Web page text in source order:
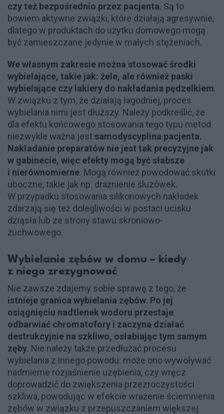
czy też bezpośrednio przez pacjenta. Są to
bowiem aktywne związki, które działają agresywnie,
dlatego w produktach do użytku domowego mogą
być zamieszczane jedynie w małych stężeniach.
We własnym zakresie można stosować środki
wybielające, takie jak: żele, ale również paski
wybielające czy lakiery do nakładania pędzelkiem.
W związku z tym, że działają łagodniej, proces
wybielania nimi jest dłuższy. Należy podkreślić, że
dla efektu końcowego stosowania tego typu metod
niezwykle ważna jest samodyscyplina pacjenta.
Nakładanie preparatów nie jest tak precyzyjne jak
w gabinecie, więc efekty mogą być słabsze
i nierównomierne. Mogą również powodować skutki
uboczne, takie jak np. drażnienie śluzówek.
W przypadku stosowania silikonowych nakładek
zdarzają się też dolegliwości w postaci ucisku
dziąsła lub ze strony stawu skroniowo-
żuchwowego.
Wybielanie zębów w domu – kiedy
z niego zrezygnować
Nie zawsze zdajemy sobie sprawę z tego, że
istnieje granica wybielania zębów. Po jej
osiągnięciu nadtlenek wodoru przestaje
odbarwiać chromatofory i zaczyna działać
destrukcyjnie na szkliwo, osłabiając tym samym
zęby. Nie należy także przedłużać procesu
wybielania z innego powodu: może ono wywoływać
nadmierne rozjaśnienie uzębienia, czy wręcz
doprowadzić do zwiększenia przezroczystości
szkliwa, powodując w efekcie wrażenie ściemnienia
zębów w związku z przepuszczaniem większej